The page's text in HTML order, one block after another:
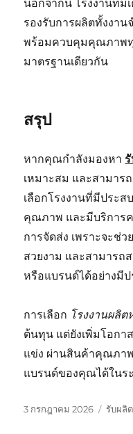
นอกจากนี้ โรงงานที่มี
รองรับการผลิตทั้งงา
พร้อมควบคุมคุณภาพ
มาตรฐานเดียวกัน
สรุป
หากคุณกำลังมองหา
เหมาะสม และสามาร
เลือกโรงงานที่มีประ
คุณภาพ และมีบริการ
การจัดส่ง เพราะจะช่
สวยงาม และสามาร
หรือแบรนด์ได้อย่างมี
การเลือก โรงงานผลิต
ต้นทุน แต่ยังเพิ่มโอกา
แข่ง ผ่านสินค้าคุณภา
แบรนด์ของคุณได้ในร
เขียน
3 กรกฎาคม 2026
หมวด
รับผลิ